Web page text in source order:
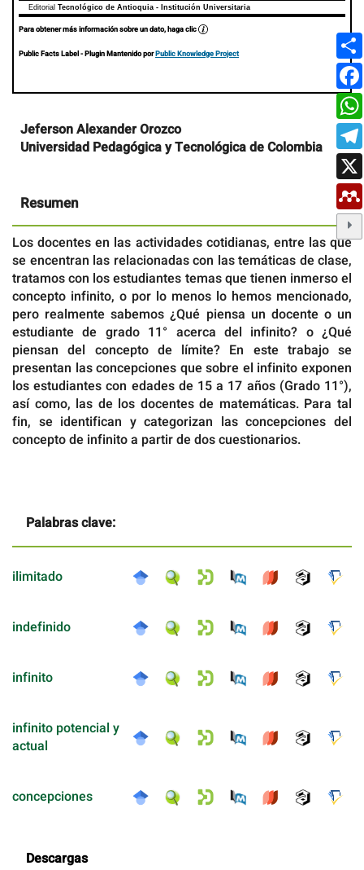
Editorial Tecnológico de Antioquia - Institución Universitaria
Para obtener más información sobre un dato, haga clic
Public Facts Label- Plugin Mantenido porPublic Knowledge Project
Contenido
principal
del
Jeferson Alexander Orozco
Universidad Pedagógica y Tecnológica de Colombia
Resumen
Los docentes en las actividades cotidianas, entre las que
se encentran las relacionadas con las temáticas de clase,
tratamos con los estudiantes temas que tienen inmerso el
concepto infinito, o por lo menos lo hemos mencionado,
pero realmente sabemos ¿Qué piensa un docente o un
estudiante de grado 11° acerca del infinito? o ¿Qué
piensan del concepto de límite? En este trabajo se
presentan las concepciones que sobre el infinito exponen
los estudiantes con edades de 15 a 17 años (Grado 11°),
así como, las de los docentes de matemáticas. Para tal
fin, se identifican y categorizan las concepciones del
concepto de infinito a partir de dos cuestionarios.
Palabras clave:
ilimitado
indefinido
infinito
infinito potencial y
actual
concepciones
Descargas